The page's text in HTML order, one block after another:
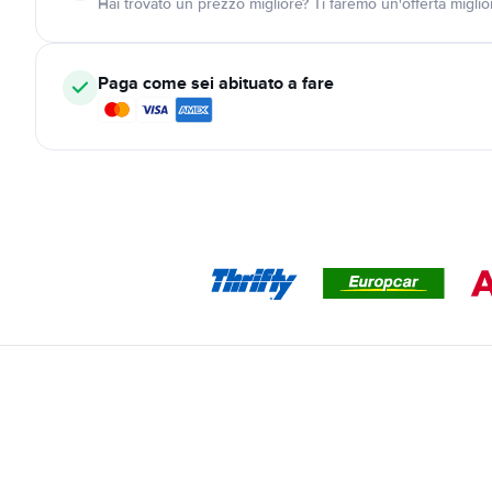
Hai trovato un prezzo migliore? Ti faremo un'offerta
Paga come sei abituato a fare